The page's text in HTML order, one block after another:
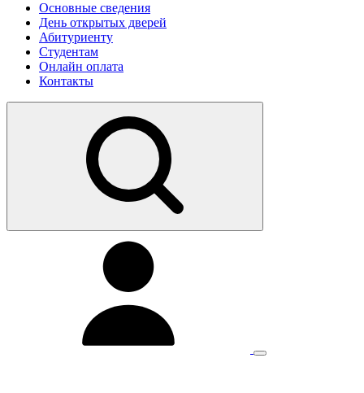
Основные сведения
День открытых дверей
Абитуриенту
Студентам
Онлайн оплата
Контакты